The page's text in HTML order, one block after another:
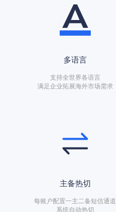
多语言
支持全世界各语言
满足企业拓展海外市场需求
主备热切
每账户配置一主二备短信通道
系统自动热切